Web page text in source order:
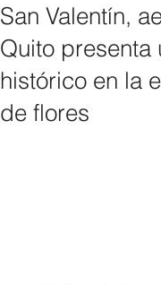
San Valentín,
Quito presenta
histórico en la
de flores